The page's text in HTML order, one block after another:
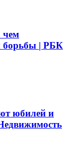
чем
борьбы | РБК
юбилей и